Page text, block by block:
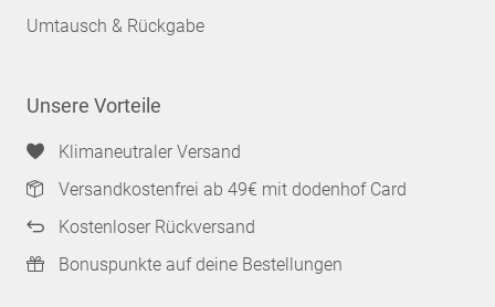
Umtausch & Rückgabe
Unsere Vorteile
Klimaneutraler Versand
Versandkostenfrei ab 49€ mit dodenhof Card
Kostenloser Rückversand
Bonuspunkte auf deine Bestellungen